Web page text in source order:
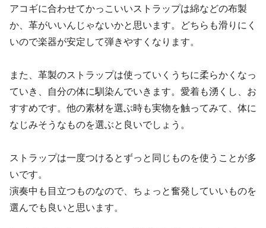
アコギに合わせてかっこいいストラップは綿などの布製
か、革がいいんじゃないかと思います。どちらも滑りにく
いので楽器が安定して弾きやすくなります。
また、革製のストラップは使っていくうちに柔らかくなっ
ていき、自分の体に馴染んでいきます。愛着も湧くし、お
すすめです。他の素材を選ぶ時も実物を触ってみて、体に
なじみそうなものを選ぶと良いでしょう。
ストラップは一度つけるとずっと同じものを使うことが多
いです。
演奏中も目立つものなので、ちょっと奮発していいものを
選んでも良いと思います。